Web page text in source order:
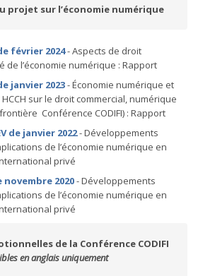
projet sur l’économie numérique
février 2024- Aspects de droit
de l’économie numérique : Rapport
janvier 2023- Économie numérique et
sur le droit commercial, numérique
Conférence CODIFI) : Rapport
de janvier 2022- Développements
de l’économie numérique en
privé
novembre 2020- Développements
de l’économie numérique en
privé
de la Conférence CODIFI
en anglais uniquement